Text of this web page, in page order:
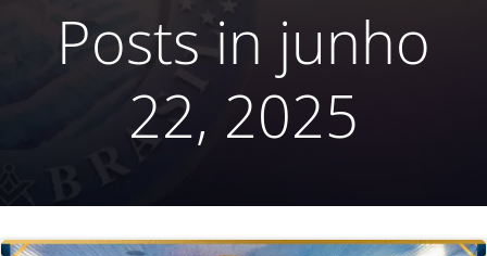
Posts in junho
22, 2025